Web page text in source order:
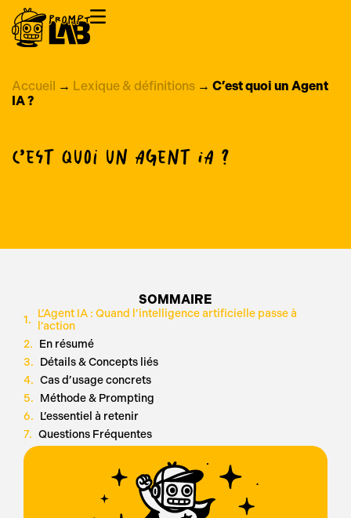
Accueil → Lexique & définitions → C’est quoi un Agent
IA ?
C’est quoi un Agent IA ?
SOMMAIRE
L’Agent IA : Quand l’intelligence artificielle passe à
l’action
En résumé
Détails & Concepts liés
Cas d’usage concrets
Méthode & Prompting
L’essentiel à retenir
Questions Fréquentes